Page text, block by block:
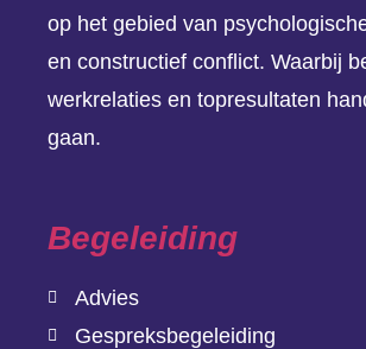
op het gebied van
en constructief conflict. Waarbij
werkrelaties en topresultaten
gaan.
Begeleiding
Advies
Gespreksbegeleiding